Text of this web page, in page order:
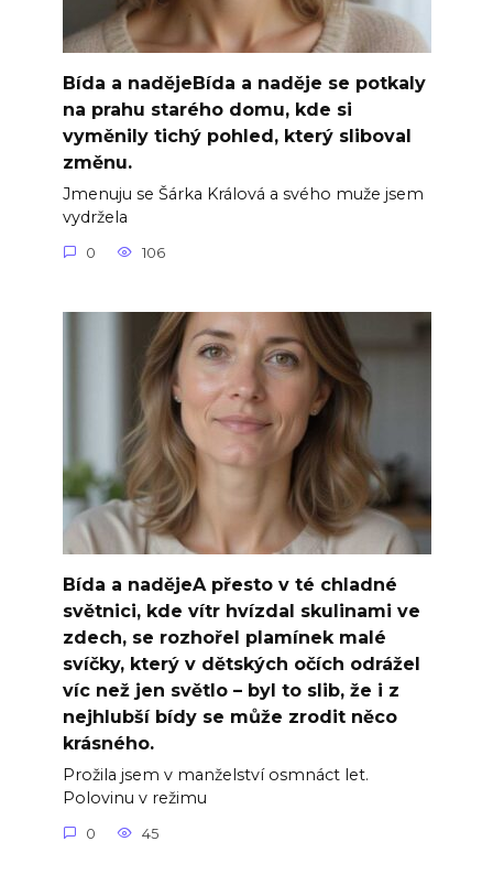
Bída a nadějeBída a naděje se potkaly
na prahu starého domu, kde si
vyměnily tichý pohled, který sliboval
změnu.
Jmenuju se Šárka Králová a svého muže jsem
vydržela
0 106
Bída a nadějeA přesto v té chladné
světnici, kde vítr hvízdal skulinami ve
zdech, se rozhořel plamínek malé
svíčky, který v dětských očích odrážel
víc než jen světlo – byl to slib, že i z
nejhlubší bídy se může zrodit něco
krásného.
Prožila jsem v manželství osmnáct let.
Polovinu v režimu
0 45